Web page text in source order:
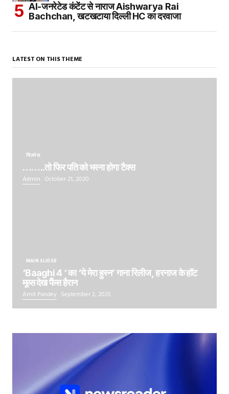
AI-जनरेटेड कंटेंट से नाराज Aishwarya Rai
Bachchan, खटखटाया दिल्ली HC का दरवाजा
LATEST ON THIS THEME
बिज़नेस
……..तो फिर पति को भरना होगा टैक्स
Admin October 21, 2020
MAIN SLIDER
‘Baaghi 4 ‘ का ‘ये मेरा हुस्न’ गाना रिलीज, हरनाज के हॉट
मूव्स देख फैंस हैरान
Amit Pandey September 2, 2025